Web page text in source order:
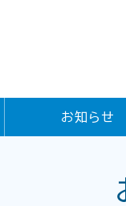
お知らせ